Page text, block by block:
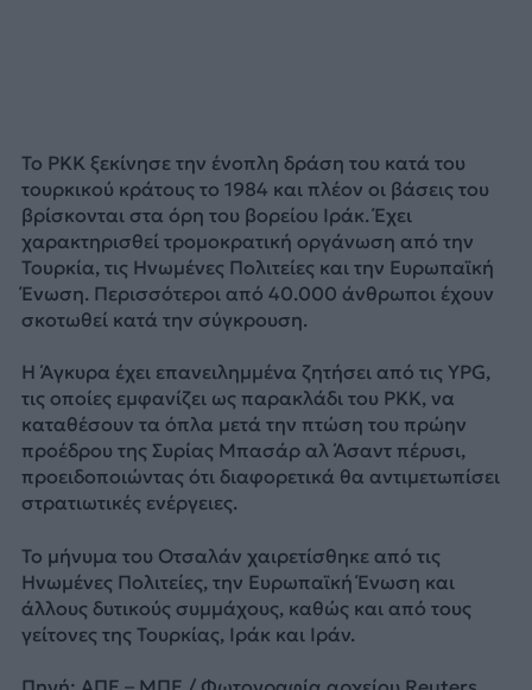
Το PKK ξεκίνησε την ένοπλη δράση του κατά του
τουρκικού κράτους το 1984 και πλέον οι βάσεις του
βρίσκονται στα όρη του βορείου Ιράκ. Έχει
χαρακτηρισθεί τρομοκρατική οργάνωση από την
Τουρκία, τις Ηνωμένες Πολιτείες και την Ευρωπαϊκή
Ένωση. Περισσότεροι από 40.000 άνθρωποι έχουν
σκοτωθεί κατά την σύγκρουση.
Η Άγκυρα έχει επανειλημμένα ζητήσει από τις YPG,
τις οποίες εμφανίζει ως παρακλάδι του PKK, να
καταθέσουν τα όπλα μετά την πτώση του πρώην
προέδρου της Συρίας Μπασάρ αλ Άσαντ πέρυσι,
προειδοποιώντας ότι διαφορετικά θα αντιμετωπίσει
στρατιωτικές ενέργειες.
Το μήνυμα του Οτσαλάν χαιρετίσθηκε από τις
Ηνωμένες Πολιτείες, την Ευρωπαϊκή Ένωση και
άλλους δυτικούς συμμάχους, καθώς και από τους
γείτονες της Τουρκίας, Ιράκ και Ιράν.